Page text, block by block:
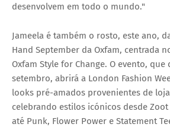
desenvolvem em todo o mundo."
Jameela é também o rosto, este ano,
Hand September da Oxfam, centrada
Oxfam Style for Change. O evento, que
setembro, abrirá a London Fashion
looks pré-amados provenientes de
celebrando estilos icónicos desde Zoot
até Punk, Flower Power e Statement